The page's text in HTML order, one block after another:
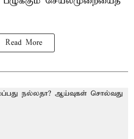
Read More